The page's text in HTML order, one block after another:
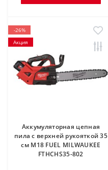
-26%
Акция
Аккумуляторная цепная
пила с верхней рукояткой 35
см M18 FUEL MILWAUKEE
FTHCHS35-802